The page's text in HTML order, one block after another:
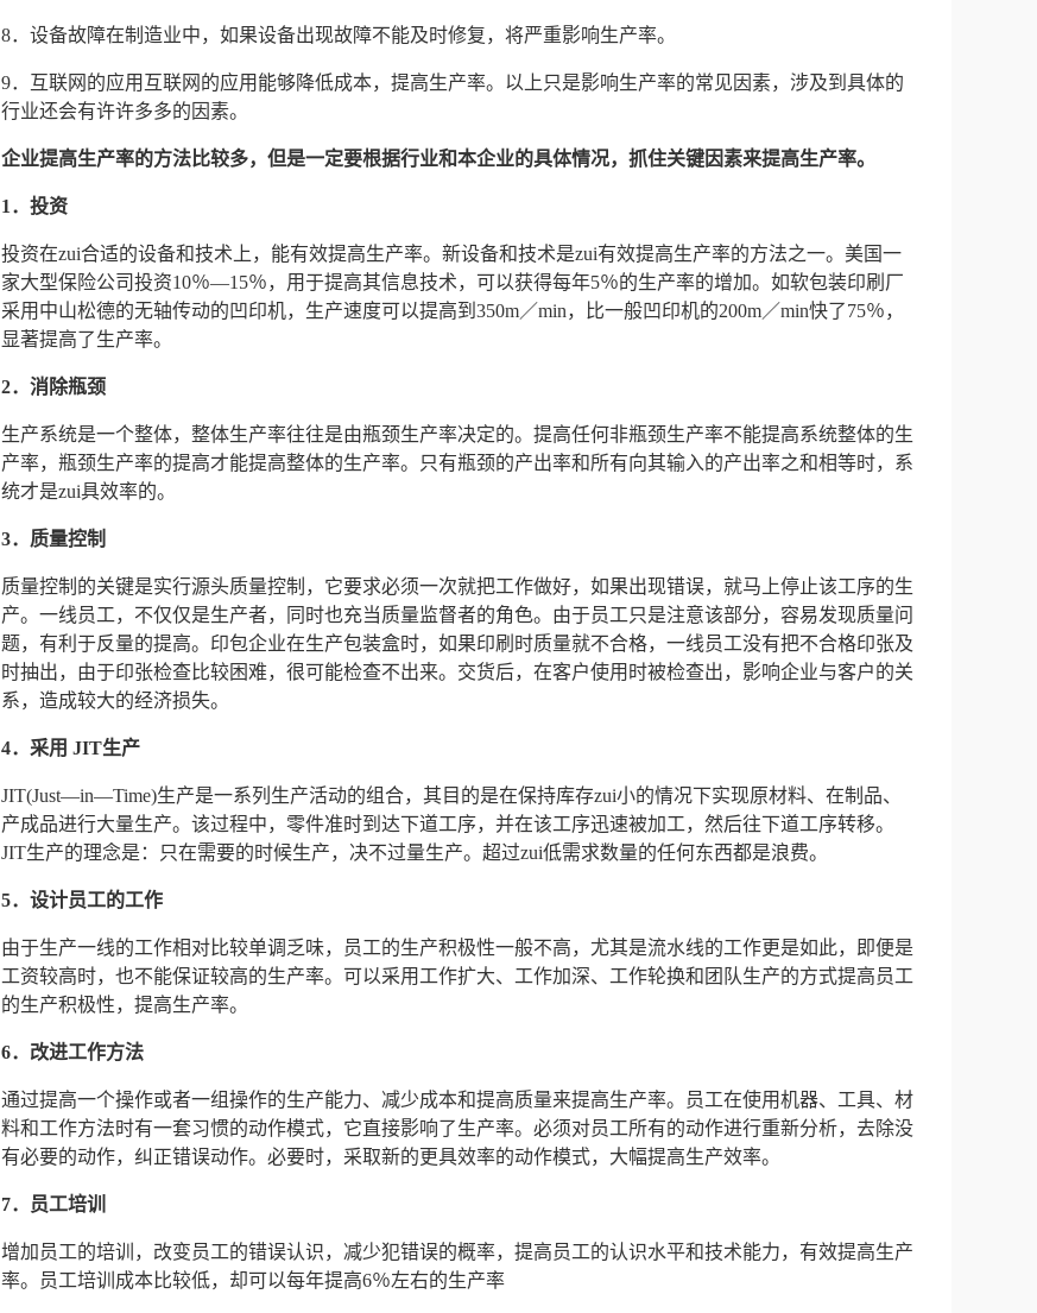
8．设备故障在制造业中，如果设备出现故障不能及时修复，将严重影响生产率。
9．互联网的应用互联网的应用能够降低成本，提高生产率。以上只是影响生产率的常见因素，涉及到具体的
行业还会有许许多多的因素。
企业提高生产率的方法比较多，但是一定要根据行业和本企业的具体情况，抓住关键因素来提高生产率。
1．投资
投资在zui合适的设备和技术上，能有效提高生产率。新设备和技术是zui有效提高生产率的方法之一。美国一
家大型保险公司投资10％—15％，用于提高其信息技术，可以获得每年5％的生产率的增加。如软包装印刷厂
采用中山松德的无轴传动的凹印机，生产速度可以提高到350m／min，比一般凹印机的200m／min快了75％，
显著提高了生产率。
2．消除瓶颈
生产系统是一个整体，整体生产率往往是由瓶颈生产率决定的。提高任何非瓶颈生产率不能提高系统整体的生
产率，瓶颈生产率的提高才能提高整体的生产率。只有瓶颈的产出率和所有向其输入的产出率之和相等时，系
统才是zui具效率的。
3．质量控制
质量控制的关键是实行源头质量控制，它要求必须一次就把工作做好，如果出现错误，就马上停止该工序的生
产。一线员工，不仅仅是生产者，同时也充当质量监督者的角色。由于员工只是注意该部分，容易发现质量问
题，有利于反量的提高。印包企业在生产包装盒时，如果印刷时质量就不合格，一线员工没有把不合格印张及
时抽出，由于印张检查比较困难，很可能检查不出来。交货后，在客户使用时被检查出，影响企业与客户的关
系，造成较大的经济损失。
4．采用 JIT生产
JIT(Just—in—Time)生产是一系列生产活动的组合，其目的是在保持库存zui小的情况下实现原材料、在制品、
产成品进行大量生产。该过程中，零件准时到达下道工序，并在该工序迅速被加工，然后往下道工序转移。
JIT生产的理念是：只在需要的时候生产，决不过量生产。超过zui低需求数量的任何东西都是浪费。
5．设计员工的工作
由于生产一线的工作相对比较单调乏味，员工的生产积极性一般不高，尤其是流水线的工作更是如此，即便是
工资较高时，也不能保证较高的生产率。可以采用工作扩大、工作加深、工作轮换和团队生产的方式提高员工
的生产积极性，提高生产率。
6．改进工作方法
通过提高一个操作或者一组操作的生产能力、减少成本和提高质量来提高生产率。员工在使用机器、工具、材
料和工作方法时有一套习惯的动作模式，它直接影响了生产率。必须对员工所有的动作进行重新分析，去除没
有必要的动作，纠正错误动作。必要时，采取新的更具效率的动作模式，大幅提高生产效率。
7．员工培训
增加员工的培训，改变员工的错误认识，减少犯错误的概率，提高员工的认识水平和技术能力，有效提高生产
率。员工培训成本比较低，却可以每年提高6％左右的生产率